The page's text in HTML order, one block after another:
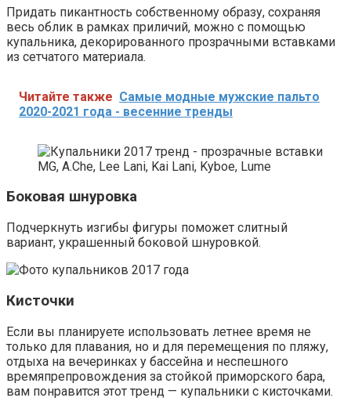
Придать пикантность собственному образу, сохраняя
весь облик в рамках приличий, можно с помощью
купальника, декорированного прозрачными вставками
из сетчатого материала.
Читайте также Самые модные мужские пальто
2020-2021 года - весенние тренды
MG, A.Che, Lee Lani, Kai Lani, Kyboe, Lume
Боковая шнуровка
Подчеркнуть изгибы фигуры поможет слитный
вариант, украшенный боковой шнуровкой.
Кисточки
Если вы планируете использовать летнее время не
только для плавания, но и для перемещения по пляжу,
отдыха на вечеринках у бассейна и неспешного
времяпрепровождения за стойкой приморского бара,
вам понравится этот тренд — купальники с кисточками.